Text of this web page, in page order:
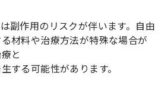
副作用のリスクが伴います。自由
材料や治療方法が特殊な場合が
と
する可能性があります。